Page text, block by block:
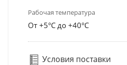
Рабочая температура
От +5°С до +40°С
Условия поставки